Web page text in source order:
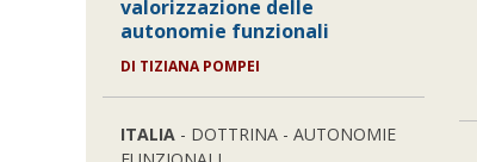
valorizzazione delle
autonomie funzionali
DI TIZIANA POMPEI
ITALIA - DOTTRINA - AUTONOMIE